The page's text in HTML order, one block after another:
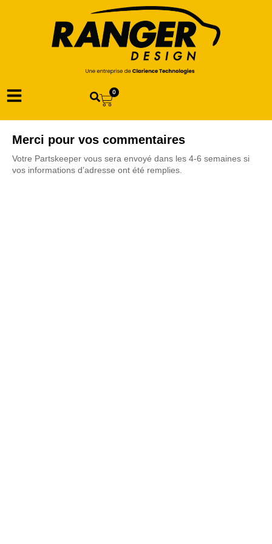
0
Merci pour vos commentaires
Votre Partskeeper vous sera envoyé dans les 4-6 semaines si
vos informations d’adresse ont été remplies.